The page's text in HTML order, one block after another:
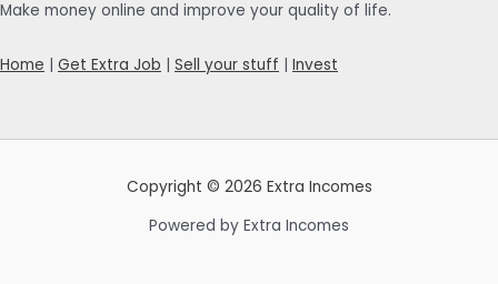
Make money online and improve your quality of life.
Home | Get Extra Job | Sell your stuff | Invest
Copyright © 2026 Extra Incomes
Powered by Extra Incomes